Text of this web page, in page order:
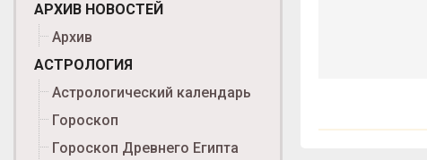
АРХИВ НОВОСТЕЙ
Архив
АСТРОЛОГИЯ
Астрологический календарь
Гороскоп
Гороскоп Древнего Египта